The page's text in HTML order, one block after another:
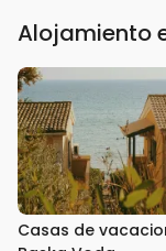
Alojamiento
Casas de